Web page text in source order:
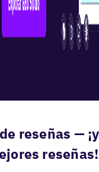
reseñas —
reseñas!